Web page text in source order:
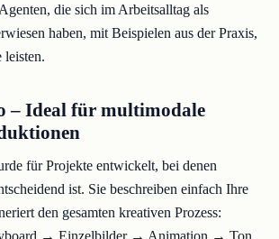
die sich im Arbeitsalltag als
haben, mit Beispielen aus der Praxis,
leisten.
– Ideal für multimodale
für Projekte entwickelt, bei denen
ist. Sie beschreiben einfach Ihre
den gesamten kreativen Prozess:
→ Einzelbilder → Animation → Ton